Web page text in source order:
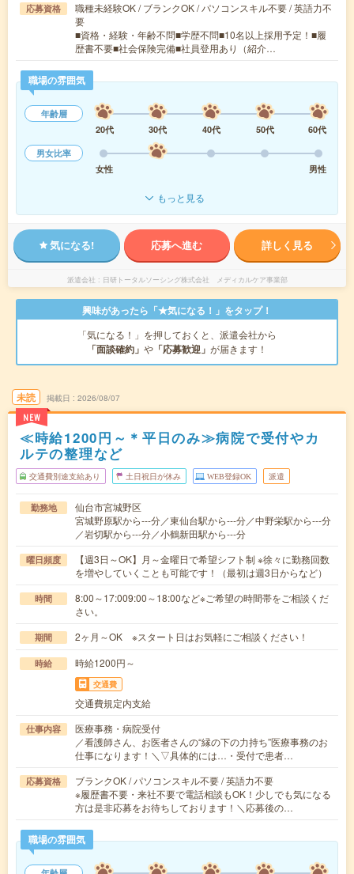
応募資格
職種未経験OK / ブランクOK / パソコンスキル不要 / 英語力不
要
■資格・経験・年齢不問■学歴不問■10名以上採用予定！■履
歴書不要■社会保険完備■社員登用あり（紹介…
職場の雰囲気
年齢層
20代
30代 40代 50代
60代
男女比率
女性
男性
もっと見る
気になる! 応募へ進む 詳しく見る
派遣会社 日研トータルソーシング株式会社 メディカルケア事業部
興味があったら「★気になる！」をタップ！
「気になる！」を押しておくと、派遣会社から
「面談確約」 や 「応募歓迎」 が届きます！
未読
NEW
掲載日 2026/08/07
≪時給1200円～＊平日のみ≫病院で受付やカ
ルテの整理など
交通費別途支給あり 土日祝日が休み WEB登録OK 派遣
勤務地
仙台市宮城野区
宮城野原駅から---分／東仙台駅から---分／中野栄駅から---分
／岩切駅から---分／小鶴新田駅から---分
曜日頻度
【週3日～OK】月～金曜日で希望シフト制 ※徐々に勤務回数
を増やしていくことも可能です！（最初は週3日からなど）
時間
8:00～17:009:00～18:00など※ご希望の時間帯をご相談くだ
さい。
期間 2ヶ月～OK ※スタート日はお気軽にご相談ください！
時給 時給1200円～
交通費
交通費規定内支給
仕事内容
医療事務・病院受付
／看護師さん、お医者さんの“縁の下の力持ち”医療事務のお
仕事になります！＼▽具体的には…・受付で患者…
応募資格
ブランクOK / パソコンスキル不要 / 英語力不要
※履歴書不要・来社不要で電話相談もOK！少しでも気になる
方は是非応募をお待ちしております！＼応募後の…
職場の雰囲気